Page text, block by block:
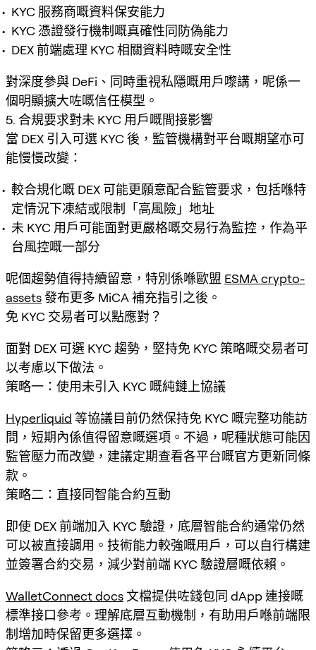
KYC 服務商嘅資料保安能力
KYC 憑證發行機制嘅真確性同防偽能力
DEX 前端處理 KYC 相關資料時嘅安全性
對深度參與 DeFi、同時重視私隱嘅用戶嚟講，呢係一
個明顯擴大咗嘅信任模型。
5. 合規要求對未 KYC 用戶嘅間接影響
當 DEX 引入可選 KYC 後，監管機構對平台嘅期望亦可
能慢慢改變：
較合規化嘅 DEX 可能更願意配合監管要求，包括喺特
定情況下凍結或限制「高風險」地址
未 KYC 用戶可能面對更嚴格嘅交易行為監控，作為平
台風控嘅一部分
呢個趨勢值得持續留意，特別係喺歐盟 ESMA crypto-
assets發布更多 MiCA 補充指引之後。
免 KYC 交易者可以點應對？
面對 DEX 可選 KYC 趨勢，堅持免 KYC 策略嘅交易者可
以考慮以下做法。
策略一：使用未引入 KYC 嘅純鏈上協議
Hyperliquid 等協議目前仍然保持免 KYC 嘅完整功能訪
問，短期內係值得留意嘅選項。不過，呢種狀態可能因
監管壓力而改變，建議定期查看各平台嘅官方更新同條
款。
策略二：直接同智能合約互動
即使 DEX 前端加入 KYC 驗證，底層智能合約通常仍然
可以被直接調用。技術能力較強嘅用戶，可以自行構建
並簽署合約交易，減少對前端 KYC 驗證層嘅依賴。
WalletConnect docs文檔提供咗錢包同 dApp 連接嘅
標準接口參考。理解底層互動機制，有助用戶喺前端限
制增加時保留更多選擇。